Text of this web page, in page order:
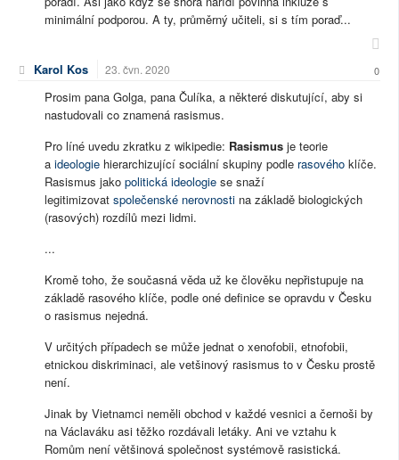
minimální podporou. A ty, průměrný učiteli, si s tím poraď...
Karol Kos 23. čvn. 2020 0
Prosim pana Golga, pana Čulíka, a některé diskutující, aby si
nastudovali co znamená rasismus.
Pro líné uvedu zkratku z wikipedie: Rasismus je teorie
a ideologie hierarchizující sociální skupiny podle rasového klíče.
Rasismus jako politická ideologie se snaží
legitimizovat společenské nerovnosti na základě biologických
(rasových) rozdílů mezi lidmi.
...
Kromě toho, že současná věda už ke člověku nepřistupuje na
základě rasového klíče, podle oné definice se opravdu v Česku
o rasismus nejedná.
V určitých případech se může jednat o xenofobii, etnofobii,
etnickou diskriminaci, ale vetšinový rasismus to v Česku prostě
není.
Jinak by Vietnamci neměli obchod v každé vesnici a černoši by
na Václaváku asi těžko rozdávali letáky. Ani ve vztahu k
Romům není většinová společnost systémově rasistická.